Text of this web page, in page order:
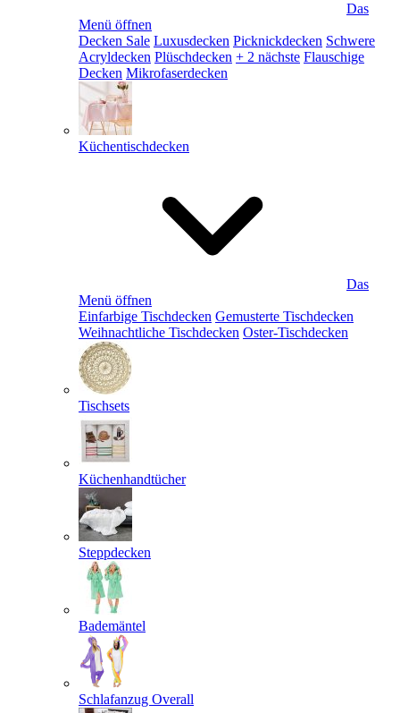
Das
Menü öffnen
Decken Sale Luxusdecken Picknickdecken Schwere
Acryldecken Plüschdecken + 2 nächste Flauschige
Decken Mikrofaserdecken
Küchentischdecken
Das
Menü öffnen
Einfarbige Tischdecken Gemusterte Tischdecken
Weihnachtliche Tischdecken Oster-Tischdecken
Tischsets
Küchenhandtücher
Steppdecken
Bademäntel
Schlafanzug Overall